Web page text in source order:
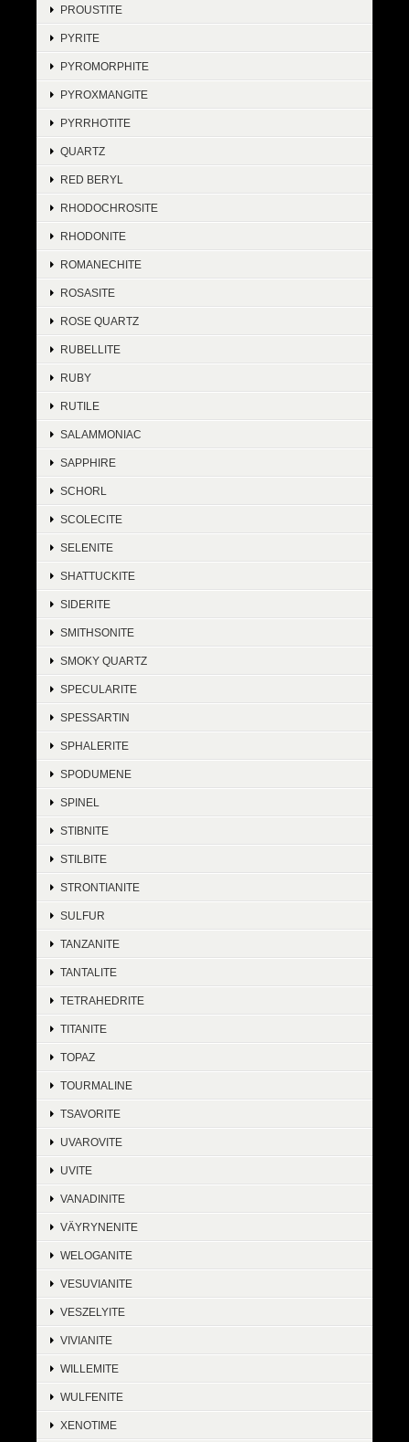
PROUSTITE
PYRITE
PYROMORPHITE
PYROXMANGITE
PYRRHOTITE
QUARTZ
RED BERYL
RHODOCHROSITE
RHODONITE
ROMANECHITE
ROSASITE
ROSE QUARTZ
RUBELLITE
RUBY
RUTILE
SALAMMONIAC
SAPPHIRE
SCHORL
SCOLECITE
SELENITE
SHATTUCKITE
SIDERITE
SMITHSONITE
SMOKY QUARTZ
SPECULARITE
SPESSARTIN
SPHALERITE
SPODUMENE
SPINEL
STIBNITE
STILBITE
STRONTIANITE
SULFUR
TANZANITE
TANTALITE
TETRAHEDRITE
TITANITE
TOPAZ
TOURMALINE
TSAVORITE
UVAROVITE
UVITE
VANADINITE
VÄYRYNENITE
WELOGANITE
VESUVIANITE
VESZELYITE
VIVIANITE
WILLEMITE
WULFENITE
XENOTIME